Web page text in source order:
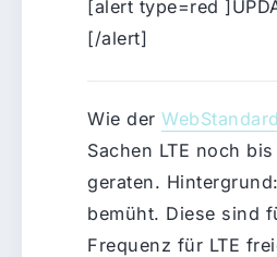
[alert type=red
[/alert]
Wie der WebStandard
Sachen LTE noch
geraten.
bemüht. Diese sind
Frequenz für LTE